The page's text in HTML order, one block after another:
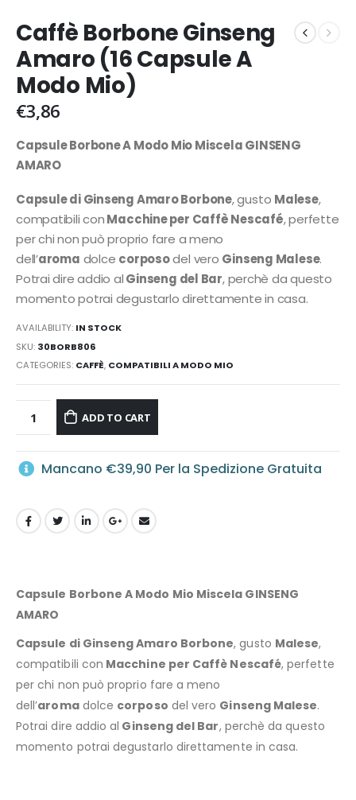
Caffè Borbone Ginseng
Amaro (16 Capsule A
Modo Mio)
€3,86
Capsule Borbone A Modo Mio Miscela GINSENG
AMARO
Capsule di Ginseng Amaro Borbone, gusto Malese,
compatibili conMacchine per Caffè Nescafé, perfette
per chi non può proprio fare a meno
dell’aroma dolce corposodel vero Ginseng Malese.
Potrai dire addio alGinseng del Bar, perchè da questo
momento potrai degustarlo direttamente in casa.
AVAILABILITY: IN STOCK
SKU: 30BORB806
CATEGORIES: CAFFÈ, COMPATIBILI A MODO MIO
ADD TO CART
Mancano €39,90 Per la Spedizione Gratuita
Capsule Borbone A Modo Mio Miscela GINSENG
AMARO
Capsule di Ginseng Amaro Borbone, gusto Malese,
compatibili con Macchine per Caffè Nescafé, perfette
per chi non può proprio fare a meno
dell’aromadolce corposo del vero Ginseng Malese.
Potrai dire addio al Ginseng del Bar, perchè da questo
momento potrai degustarlo direttamente in casa.